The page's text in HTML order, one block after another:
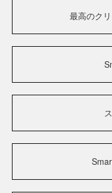
最高のク